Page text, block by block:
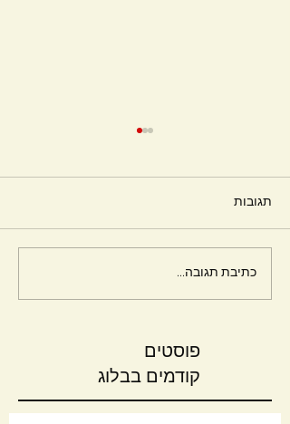
תגובות
כתיבת תגובה...
פוסטים
קודמים בבלוג